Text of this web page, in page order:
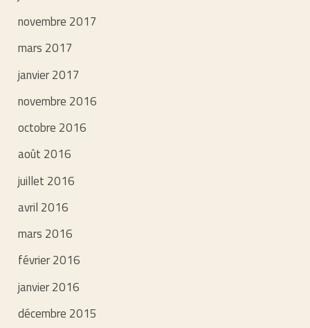
novembre 2017
mars 2017
janvier 2017
novembre 2016
octobre 2016
août 2016
juillet 2016
avril 2016
mars 2016
février 2016
janvier 2016
décembre 2015